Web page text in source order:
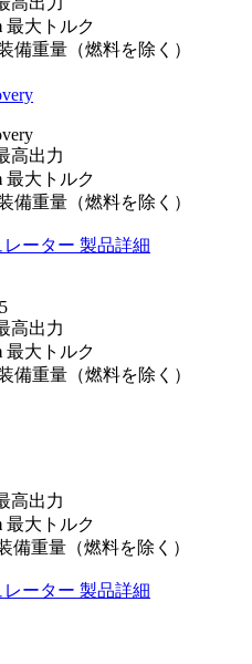
最大トルク
備重量（燃料を除く）
高出力
最大トルク
備重量（燃料を除く）
レーター 製品詳細
高出力
最大トルク
備重量（燃料を除く）
高出力
最大トルク
備重量（燃料を除く）
レーター 製品詳細